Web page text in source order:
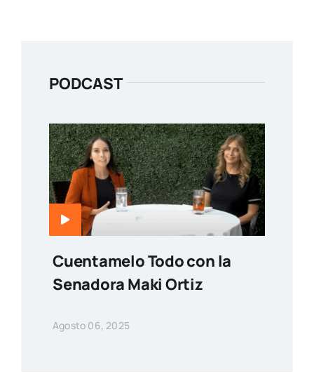
PODCAST
Cuentamelo Todo con la
Senadora Maki Ortiz
Agosto 06, 2025